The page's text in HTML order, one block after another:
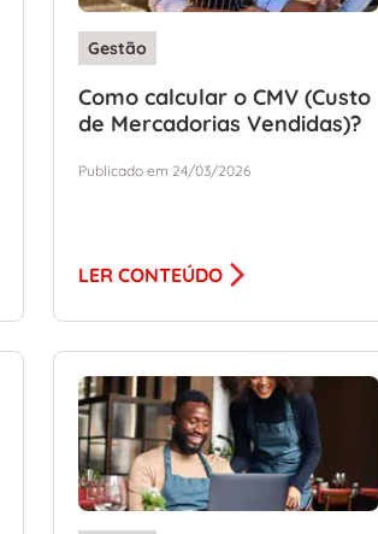
Finanças
Bebidas(2)
Tecnologia(1)
Gestão
Como calcular o CMV (Custo
de Mercadorias Vendidas)?
Publicado em 24/03/2026
LER CONTEÚDO